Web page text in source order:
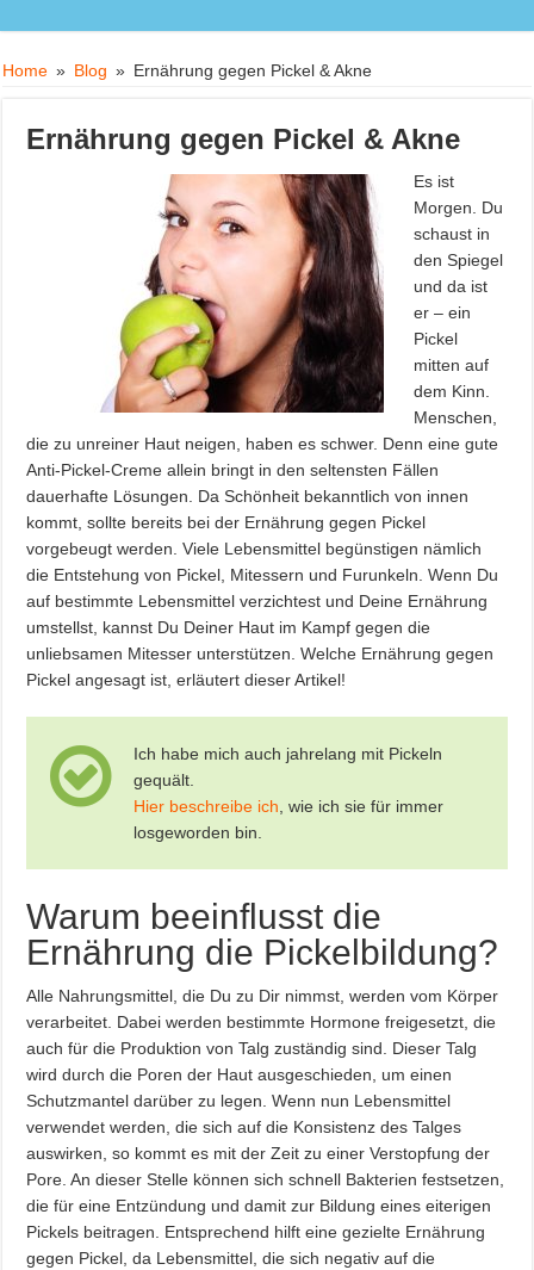
Home » Blog » Ernährung gegen Pickel & Akne
Ernährung gegen Pickel & Akne
Es ist
Morgen. Du
schaust in
den Spiegel
und da ist
er – ein
Pickel
mitten auf
dem Kinn.
Menschen,
die zu unreiner Haut neigen, haben es schwer. Denn eine gute
Anti-Pickel-Creme allein bringt in den seltensten Fällen
dauerhafte Lösungen. Da Schönheit bekanntlich von innen
kommt, sollte bereits bei der Ernährung gegen Pickel
vorgebeugt werden. Viele Lebensmittel begünstigen nämlich
die Entstehung von Pickel, Mitessern und Furunkeln. Wenn Du
auf bestimmte Lebensmittel verzichtest und Deine Ernährung
umstellst, kannst Du Deiner Haut im Kampf gegen die
unliebsamen Mitesser unterstützen. Welche Ernährung gegen
Pickel angesagt ist, erläutert dieser Artikel!
Ich habe mich auch jahrelang mit Pickeln
gequält.
Hier beschreibe ich , wie ich sie für immer
losgeworden bin.
Warum beeinflusst die
Ernährung die Pickelbildung?
Alle Nahrungsmittel, die Du zu Dir nimmst, werden vom Körper
verarbeitet. Dabei werden bestimmte Hormone freigesetzt, die
auch für die Produktion von Talg zuständig sind. Dieser Talg
wird durch die Poren der Haut ausgeschieden, um einen
Schutzmantel darüber zu legen. Wenn nun Lebensmittel
verwendet werden, die sich auf die Konsistenz des Talges
auswirken, so kommt es mit der Zeit zu einer Verstopfung der
Pore. An dieser Stelle können sich schnell Bakterien festsetzen,
die für eine Entzündung und damit zur Bildung eines eiterigen
Pickels beitragen. Entsprechend hilft eine gezielte Ernährung
gegen Pickel, da Lebensmittel, die sich negativ auf die